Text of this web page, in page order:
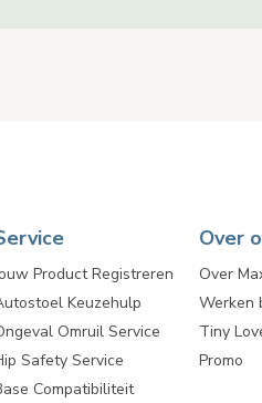
Product Registreren
Keuzehulp
Omruil Service
Safety Service
Compatibiliteit
Over
Over
Werken
Tiny
Promo